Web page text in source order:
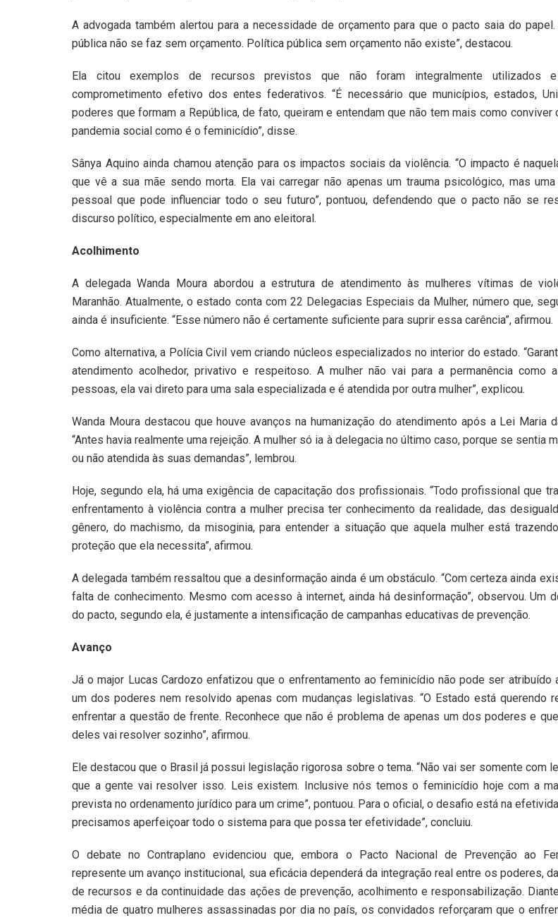
A advogada também alertou para a necessidade de orçamento para que o pacto saia do papel.
pública não se faz sem orçamento. Política pública sem orçamento não existe”, destacou.
Ela citou exemplos de recursos previstos que não foram integralmente utilizados
comprometimento efetivo dos entes federativos. “É necessário que municípios, estados,
poderes que formam a República, de fato, queiram e entendam que não tem mais como conviver
pandemia social como é o feminicídio”, disse.
Sânya Aquino ainda chamou atenção para os impactos sociais da violência. “O impacto é
que vê a sua mãe sendo morta. Ela vai carregar não apenas um trauma psicológico, mas
pessoal que pode influenciar todo o seu futuro”, pontuou, defendendo que o pacto não se
discurso político, especialmente em ano eleitoral.
Acolhimento
A delegada Wanda Moura abordou a estrutura de atendimento às mulheres vítimas de
Maranhão. Atualmente, o estado conta com 22 Delegacias Especiais da Mulher, número que,
ainda é insuficiente. “Esse número não é certamente suficiente para suprir essa carência”, afirmou.
Como alternativa, a Polícia Civil vem criando núcleos especializados no interior do estado.
atendimento acolhedor, privativo e respeitoso. A mulher não vai para a permanência como
pessoas, ela vai direto para uma sala especializada e é atendida por outra mulher”, explicou.
Wanda Moura destacou que houve avanços na humanização do atendimento após a Lei Maria
“Antes havia realmente uma rejeição. A mulher só ia à delegacia no último caso, porque se sentia
ou não atendida às suas demandas”, lembrou.
Hoje, segundo ela, há uma exigência de capacitação dos profissionais. “Todo profissional que
enfrentamento à violência contra a mulher precisa ter conhecimento da realidade, das
gênero, do machismo, da misoginia, para entender a situação que aquela mulher está
proteção que ela necessita”, afirmou.
A delegada também ressaltou que a desinformação ainda é um obstáculo. “Com certeza ainda
falta de conhecimento. Mesmo com acesso à internet, ainda há desinformação”, observou. Um
do pacto, segundo ela, é justamente a intensificação de campanhas educativas de prevenção.
Avanço
Já o major Lucas Cardozo enfatizou que o enfrentamento ao feminicídio não pode ser atribuído
um dos poderes nem resolvido apenas com mudanças legislativas. “O Estado está querendo
enfrentar a questão de frente. Reconhece que não é problema de apenas um dos poderes e
deles vai resolver sozinho”, afirmou.
Ele destacou que o Brasil já possui legislação rigorosa sobre o tema. “Não vai ser somente com
que a gente vai resolver isso. Leis existem. Inclusive nós temos o feminicídio hoje com a
prevista no ordenamento jurídico para um crime”, pontuou. Para o oficial, o desafio está na
precisamos aperfeiçoar todo o sistema para que possa ter efetividade”, concluiu.
O debate no Contraplano evidenciou que, embora o Pacto Nacional de Prevenção ao
represente um avanço institucional, sua eficácia dependerá da integração real entre os poderes,
de recursos e da continuidade das ações de prevenção, acolhimento e responsabilização.
média de quatro mulheres assassinadas por dia no país, os convidados reforçaram que o